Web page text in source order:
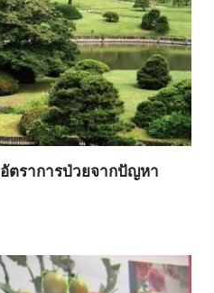
ตราการป่วยจากปัญหา